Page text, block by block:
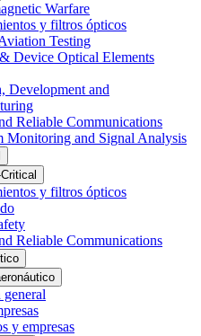
Warfare
y filtros ópticos
Testing
Device Optical Elements
Development and
Reliable Communications
Monitoring and Signal Analysis
y filtros ópticos
Reliable Communications
y empresas